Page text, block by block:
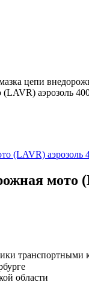
цепи
аэрозоль
мото
области